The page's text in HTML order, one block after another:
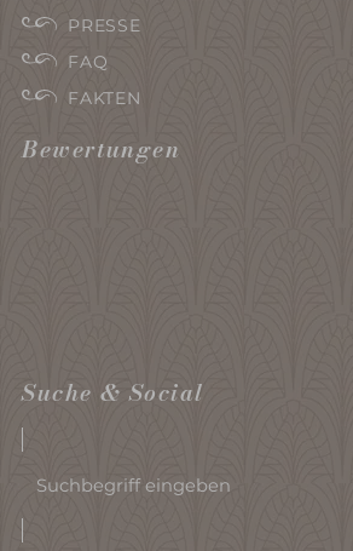
PRESSE
FAQ
FAKTEN
Bewertungen
Suche & Social
eingeben